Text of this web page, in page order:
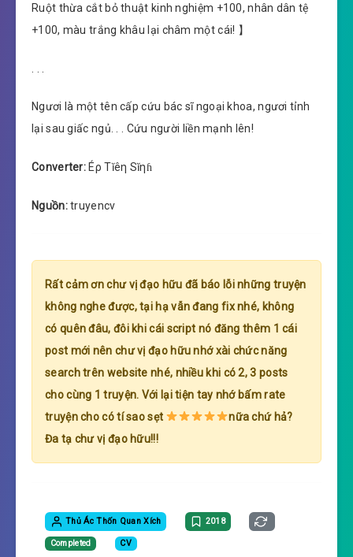
Ruột thừa cắt bỏ thuật kinh nghiệm +100, nhân dân tệ
+100, màu trắng khâu lại châm một cái! 】
Ngươi là một tên cấp cứu bác sĩ ngoại khoa, ngươi tỉnh
lại sau giấc ngủ. . . Cứu người liền mạnh lên!
Converter: Éρ Tĭêη Sĭηɦ
Nguồn:truyencv
Rất cảm ơn chư vị đạo hữu đã báo lỗi những truyện
không nghe được, tại hạ vẫn đang fix nhé, không
có quên đâu, đôi khi cái script nó đăng thêm 1 cái
post mới nên chư vị đạo hữu nhớ xài chức năng
search trên website nhé, nhiều khi có 2, 3 posts
cho cùng 1 truyện. Với lại tiện tay nhớ bấm rate
truyện cho có tí sao sẹt
nữa chứ hả?
Đa tạ chư vị đạo hữu!!!
Thủ Ác Thốn Quan Xích 2018
Completed CV